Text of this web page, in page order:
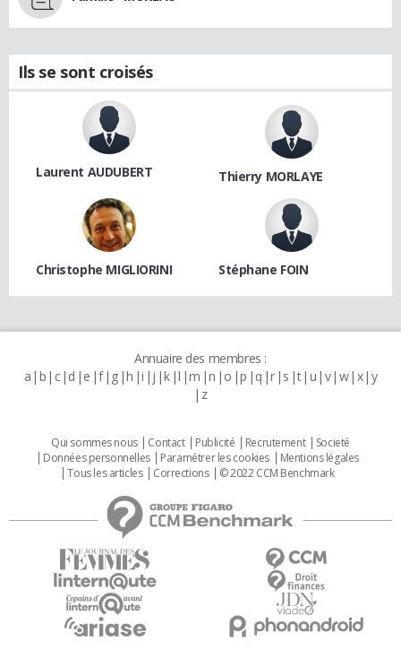
Ils se sont croisés
Laurent AUDUBERT Thierry MORLAYE
Christophe MIGLIORINI Stéphane FOIN
Annuaire des membres :
a b c d e f g h i j k l m n o p q r s t u v w x y
z
Qui sommes nous Contact Publicité Recrutement
Societé
Données personnelles
Paramétrer les cookies
Mentions légales
Tous les articles
Corrections © 2022 CCM Benchmark